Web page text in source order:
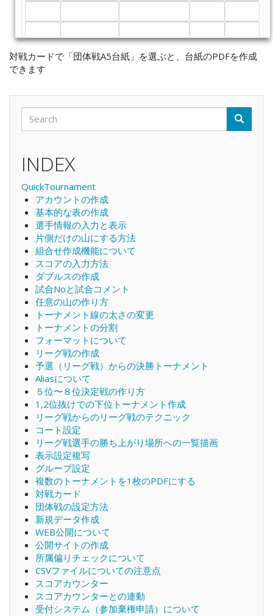
対戦カードで「団体戦A5台紙」を選ぶと、台紙のPDFを作成
できます
Search
Search
Search
INDEX
QuickTournament
アカウントの作成
基本的な表の作成
選手情報の入力と表示
片側だけの山にする方法
組合せ作成機能について
スコアの入力方法
ダブルスの作成
試合Noと試合コメント
任意の山の作り方
トーナメント線の太さの変更
トーナメントの分割
フォーマットについて
リーグ戦の作成
予選（リーグ戦）からの決勝トーナメント
Aliasについて
５位〜８位決定戦の作り方
1,2位抜けでの下位トーナメント作成
リーグ戦からのリーグ戦のテクニック
コート設定
リーグ戦選手の勝ち上がり場所への一覧描画
表示設定複写
グループ設定
複数のトーナメントを1枚のPDFにする
対戦カード
団体戦の設定方法
新規データ作成
WEB公開について
公開サイトの作成
所属偏りチェックについて
CSVファイルについての注意点
スコアカウンター
スコアカウンターとの連動
受付システム（参加棄権申請）について